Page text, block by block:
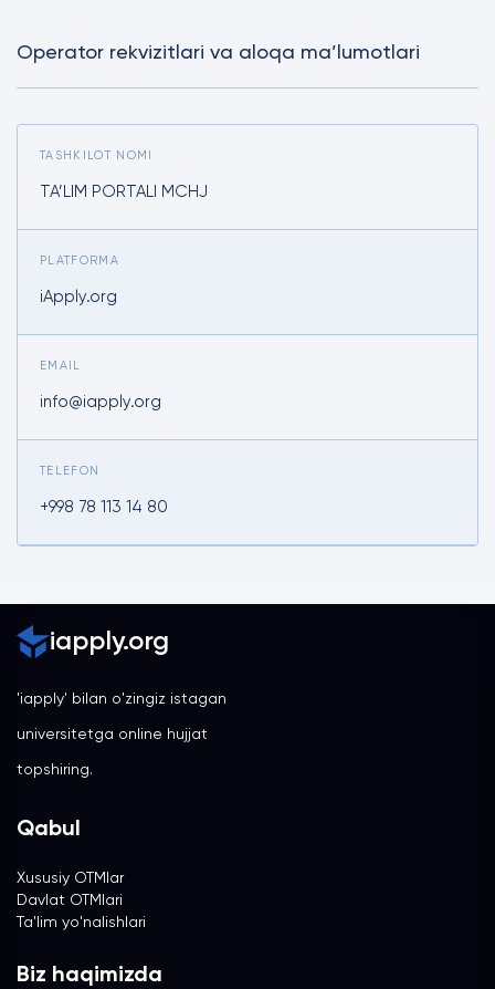
Operator rekvizitlari va aloqa ma’lumotlari
TASHKILOT NOMI
TA’LIM PORTALI MCHJ
PLATFORMA
iApply.org
EMAIL
info@iapply.org
TELEFON
+998 78 113 14 80
iapply.org
'iapply' bilan o'zingiz istagan
universitetga online hujjat
topshiring.
Qabul
Xususiy OTMlar
Davlat OTMlari
Ta'lim yo'nalishlari
Biz haqimizda